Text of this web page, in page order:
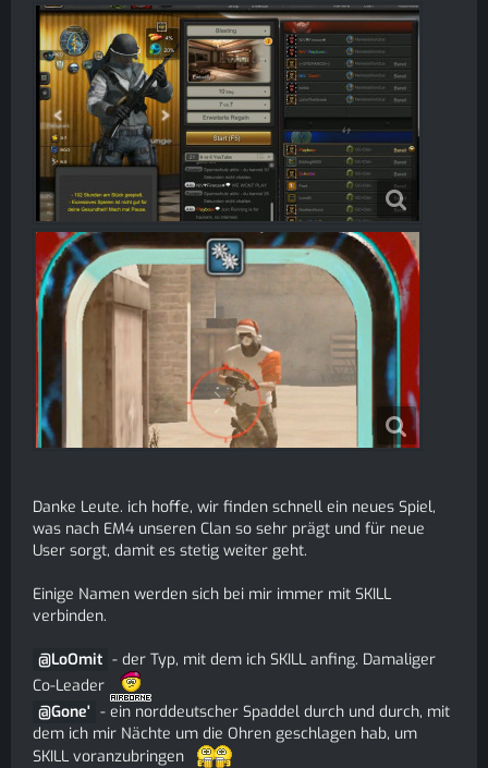
Danke Leute. ich hoffe, wir finden schnell ein neues Spiel,
was nach EM4 unseren Clan so sehr prägt und für neue
User sorgt, damit es stetig weiter geht.
Einige Namen werden sich bei mir immer mit SKILL
verbinden.
LoOmit - der Typ, mit dem ich SKILL anfing. Damaliger
Co-Leader
Gone' - ein norddeutscher Spaddel durch und durch, mit
dem ich mir Nächte um die Ohren geschlagen hab, um
SKILL voranzubringen